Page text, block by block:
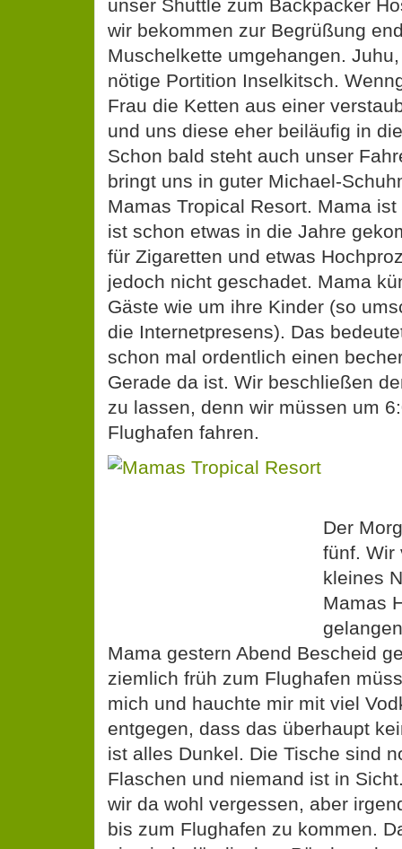
Muschelkette umgehangen.
nötige Portition Inselkitsch.
Frau die Ketten aus einer
und uns diese eher beiläufig in
Schon bald steht auch unser
bringt uns in guter Michael-
Mamas Tropical Resort. Mama
ist schon etwas in die Jahre
für Zigaretten und etwas
jedoch nicht geschadet. Mama
Gäste wie um ihre Kinder (so
die Internetpresens). Das
schon mal ordentlich einen
Gerade da ist. Wir beschließen
zu lassen, denn wir müssen um
Flughafen fahren.
kleines
Mamas
Mama gestern Abend Bescheid
ziemlich früh zum Flughafen
mich und hauchte mir mit viel
entgegen, dass das überhaupt
ist alles Dunkel. Die Tische sind
Flaschen und niemand ist in
wir da wohl vergessen, aber
bis zum Flughafen zu kommen.
ein niederländisches Pärchen
im Haus steht. Na wenigstens